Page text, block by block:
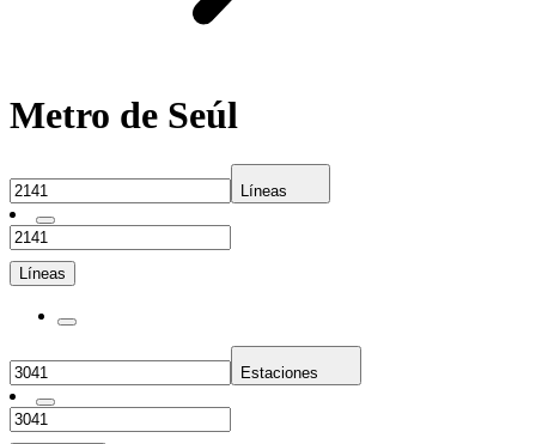
Metro de Seúl
Líneas
Líneas
Estaciones